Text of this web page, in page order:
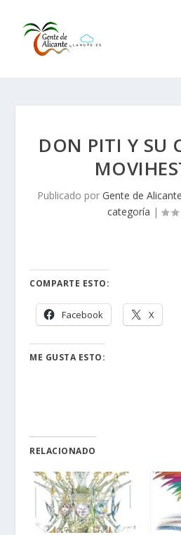
DON PITI Y SU
Publicado por Gente de Alicante
categoría |
COMPARTE ESTO:
Facebook X
ME GUSTA ESTO:
RELACIONADO